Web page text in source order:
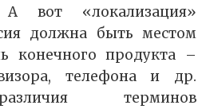
вот «локализация»
должна быть местом
конечного продукта –
телефона и др.
терминов